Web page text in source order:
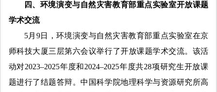
四、环境演变与自然灾害教育部重点实验室开放课题
学术交流
5月9日，环境演变与自然灾害教育部重点实验室在京
师科技大厦三层第六会议举行了开放课题学术交流。该活
动对2023–2025年度和2024–2025年度共28项研究生开放课
题进行了结题答辩。中国科学院地理科学与资源研究所高